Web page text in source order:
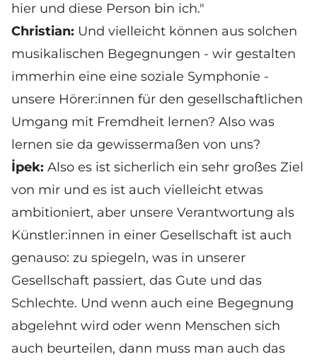
hier und diese Person bin ich."
Christian: Und vielleicht können aus solchen
musikalischen Begegnungen - wir gestalten
immerhin eine eine soziale Symphonie -
unsere Hörer:innen für den gesellschaftlichen
Umgang mit Fremdheit lernen? Also was
lernen sie da gewissermaßen von uns?
İpek: Also es ist sicherlich ein sehr großes Ziel
von mir und es ist auch vielleicht etwas
ambitioniert, aber unsere Verantwortung als
Künstler:innen in einer Gesellschaft ist auch
genauso: zu spiegeln, was in unserer
Gesellschaft passiert, das Gute und das
Schlechte. Und wenn auch eine Begegnung
abgelehnt wird oder wenn Menschen sich
auch beurteilen, dann muss man auch das